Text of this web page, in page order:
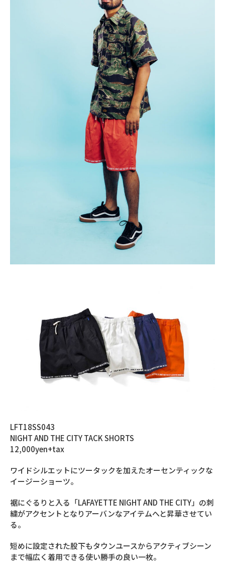
LFT18SS043
NIGHT AND THE CITY TACK SHORTS
12,000yen+tax
ワイドシルエットにツータックを加えたオーセンティックな
イージーショーツ。
裾にぐるりと入る「LAFAYETTE NIGHT AND THE CITY」の刺
繍がアクセントとなりアーバンなアイテムへと昇華させてい
る。
短めに設定された股下もタウンユースからアクティブシーン
まで幅広く着用できる使い勝手の良い一枚。